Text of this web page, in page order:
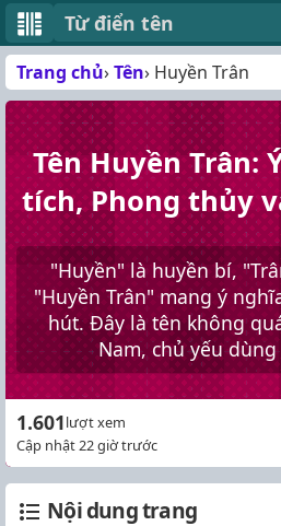
Từ điển tên
Trang chủ Tên Huyền Trân
Tên Huyền Trân:
tích, Phong thủy
"Huyền" là huyền bí,
"Huyền Trân" mang ý
hút. Đây là tên không
Nam, chủ yếu
1.601lượt xem
Cập nhật 22 giờ trước
Nội dung trang